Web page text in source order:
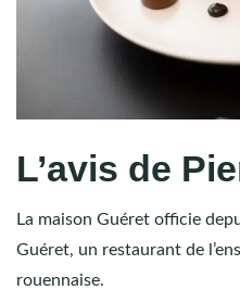
L’avis de
La maison Guéret officie
Guéret, un restaurant de
rouennaise.